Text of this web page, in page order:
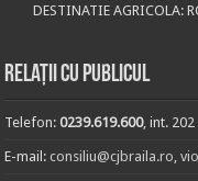
DESTINATIE AGRICOLA:
Relații cu publicul
Telefon:0239.619.600, int. 202
E-mail:consiliu@cjbraila.ro,